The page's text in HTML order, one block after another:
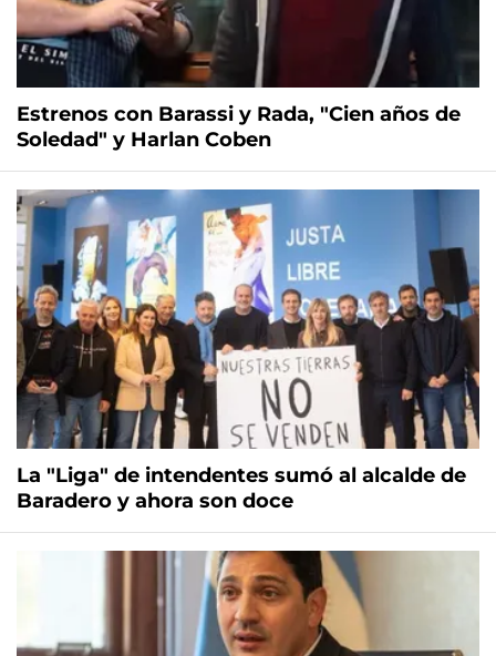
Estrenos con Barassi y Rada, "Cien años de
Soledad" y Harlan Coben
La "Liga" de intendentes sumó al alcalde de
Baradero y ahora son doce